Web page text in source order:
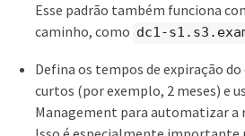
Esse padrão também funciona
caminho, como dc1-
Defina os tempos de expiração
curtos (por exemplo, 2 meses) e
Management para automatizar a